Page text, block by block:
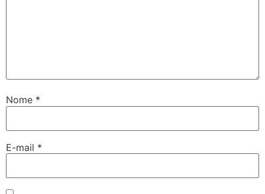
Nome *
E-mail *